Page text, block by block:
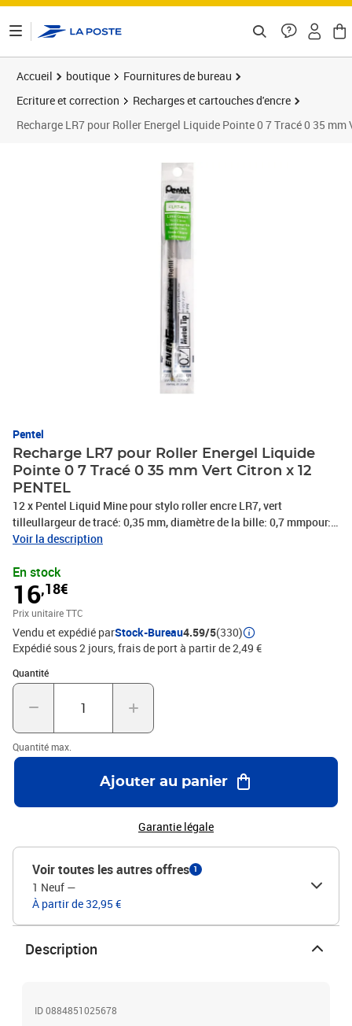
Accueil boutique
Fournitures de bureau
Ecriture et correction
Recharges et cartouches d'encre
Recharge LR7 pour Roller Energel Liquide Pointe 0 7 Tracé 0 35 mm
Pentel
Recharge LR7 pour Roller Energel Liquide
Pointe 0 7 Tracé 0 35 mm Vert Citron x 12
PENTEL
12 x Pentel Liquid Mine pour stylo roller encre LR7, vert
tilleullargeur de tracé: 0,35 mm, diamètre de la bille: 0,7 mmpour:
EnerGel BL37/BL57/BL77/BL107/BL407, Tradio
Voir la description
En stock
16,18€
Prix unitaire TTC
Vendu et expédié parStock-Bureau4.59/5(330)
Expédié sous 2 jours, frais de port à partir de 2,49 €
Quantité
Quantité : 1
Quantité max.
Ajouter au panier
Garantie légale
Voir toutes les autres offres 1
1 Neuf —
À partir de 32,95 €
Description
ID 0884851025678